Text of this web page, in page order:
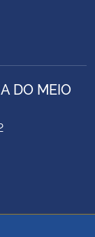
DO MEIO